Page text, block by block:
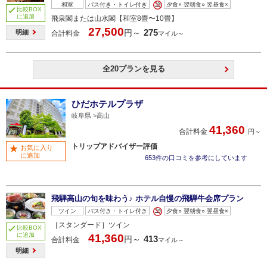
比較BOX
に追加
明細
和室 バス付き・トイレ付き 夕食× 翌朝食○ 翌昼食×
飛泉閣または山水閣【和室8畳〜10畳】
合計料金
27,500円～ 275マイル～
全20プランを見る
ひだホテルプラザ
岐阜県 高山
合計料金 41,360 円～
トリップアドバイザー評価
653件の口コミを参考にしています
お気に入り
に追加
比較BOX
に追加
明細
飛騨高山の旬を味わう♪ ホテル自慢の飛騨牛会席プラン
ツイン バス付き・トイレ付き 夕食○ 翌朝食○ 翌昼食×
［スタンダード］ツイン
合計料金
41,360円～ 413マイル～